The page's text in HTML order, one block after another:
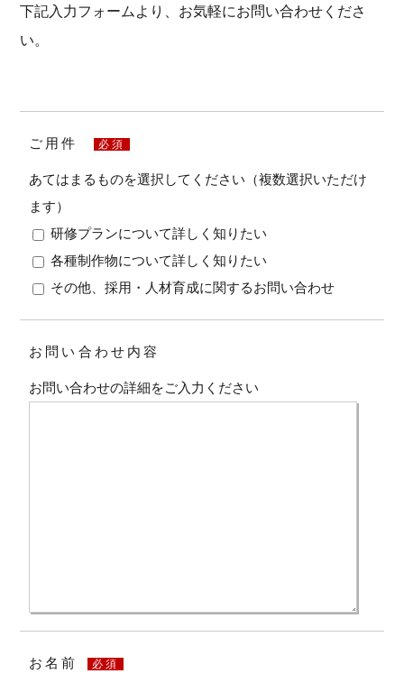
下記入力フォームより、お気軽にお問い合わせくださ
い。
ご用件 必須
あてはまるものを選択してください（複数選択いただけ
ます）
研修プランについて詳しく知りたい
各種制作物について詳しく知りたい
その他、採用・人材育成に関するお問い合わせ
お問い合わせ内容
お問い合わせの詳細をご入力ください
お名前 必須